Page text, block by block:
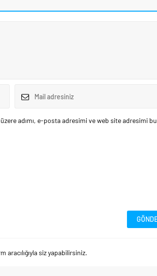
adımı, e-posta adresimi ve web site adresimi bu
aracılığıyla siz yapabilirsiniz.